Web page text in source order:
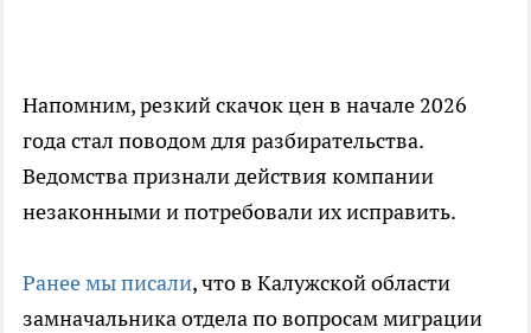
Напомним, резкий скачок цен в начале 2026
года стал поводом для разбирательства.
Ведомства признали действия компании
незаконными и потребовали их исправить.
Ранее мы писали, что в Калужской области
замначальника отдела по вопросам миграции